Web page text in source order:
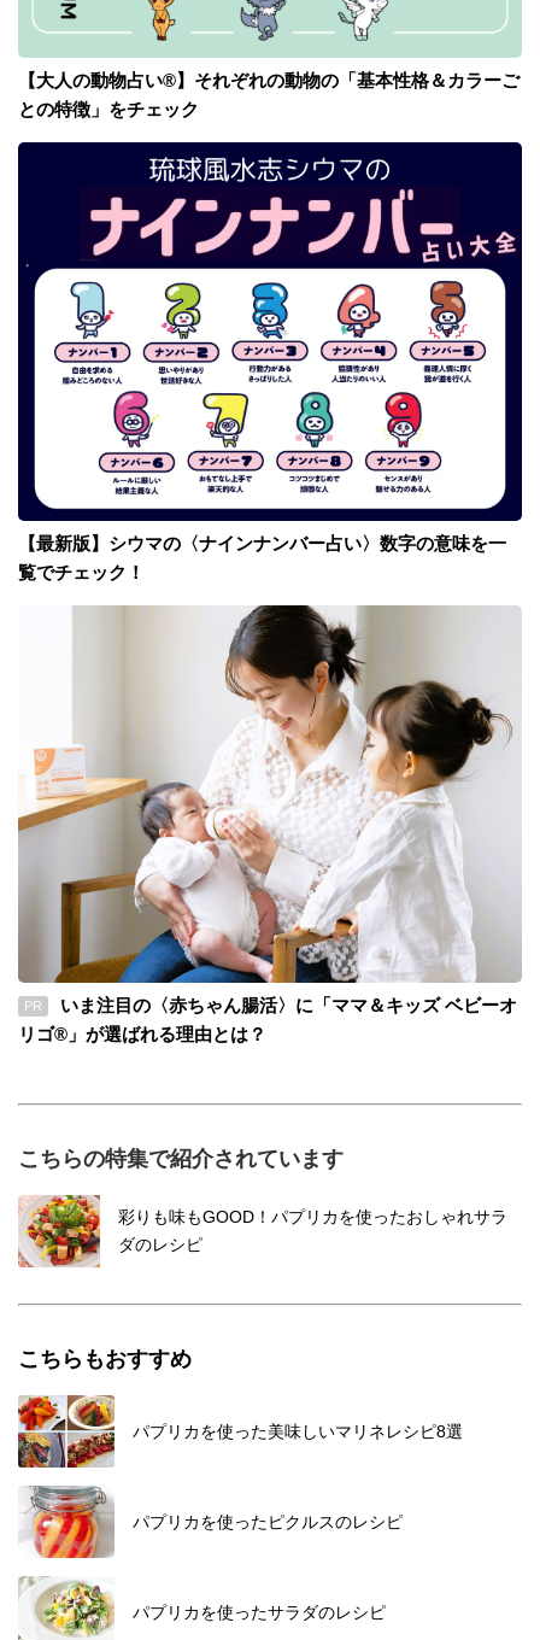
【大人の動物占い®】それぞれの動物の「基本性格＆カラーご
との特徴」をチェック
【最新版】シウマの〈ナインナンバー占い〉数字の意味を一
覧でチェック！
PR
いま注目の〈赤ちゃん腸活〉に「ママ＆キッズ ベビーオ
リゴ®」が選ばれる理由とは？
こちらの特集で紹介されています
彩りも味もGOOD！パプリカを使ったおしゃれサラ
ダのレシピ
こちらもおすすめ
パプリカを使った美味しいマリネレシピ8選
パプリカを使ったピクルスのレシピ
パプリカを使ったサラダのレシピ